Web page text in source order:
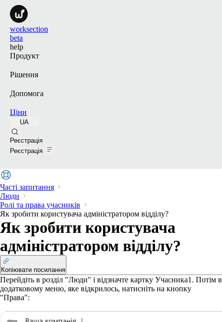
worksection
beta
help
Продукт
Рішення
Допомога
Ціни
UA
Реєстрація
Реєстрація
Часті запитання
Люди
Ролі та права учасників
Як зробити користувача адміністратором відділу?
Як зробити користувача
адміністратором відділу?
Копіювати посилання
Перейдіть в розділ "Люди" і відзначте картку Учасника1 . Потім в
додатковому меню, яке відкрилось, натисніть на кнопку
"Права":